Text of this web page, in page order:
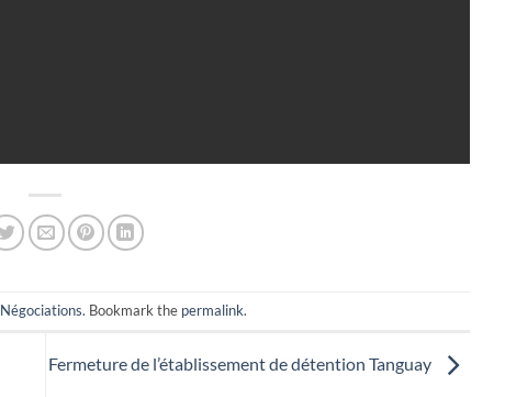
Négociations. Bookmark the permalink.
Fermeture de l’établissement de détention Tanguay